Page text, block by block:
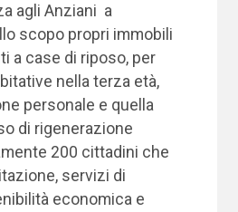
agli Anziani a
scopo propri immobili
a case di riposo, per
nella terza età,
personale e quella
di rigenerazione
200 cittadini che
servizi di
economica e